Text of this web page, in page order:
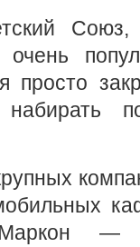
очень
просто